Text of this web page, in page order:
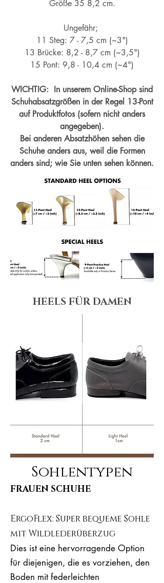
Größe 35 8,2 cm.
Ungefähr;
11 Steg: 7 - 7,5 cm (~3")
13 Brücke: 8,2 - 8,7 cm (~3,5")
15 Pont: 9,8 - 10,4 cm (~4")
WICHTIG: In unserem Online-Shop sind
Schuhabsatzgrößen in der Regel 13-Pont
auf Produktfotos (sofern nicht anders
angegeben).
Bei anderen Absatzhöhen sehen die
Schuhe anders aus, weil die Formen
anders sind; wie Sie unten sehen können.
HEELS FÜR DAMEN
Sohlentypen
FRAUEN SCHUHE
ErgoFlex: Super bequeme Sohle
mit Wildlederüberzug
Dies ist eine hervorragende Option
für diejenigen, die es vorziehen, den
Boden mit federleichten